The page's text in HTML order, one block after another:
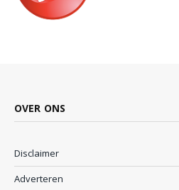
OVER ONS
Disclaimer
Adverteren